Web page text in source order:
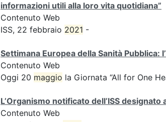
informazioni utili alla loro vita quotidiana”
Contenuto Web
ISS, 22 febbraio 2021 -
Settimana Europea della Sanità Pubblica:
Contenuto Web
Oggi 20 maggio la Giornata “All for One
L’Organismo notificato dell’ISS
Contenuto Web